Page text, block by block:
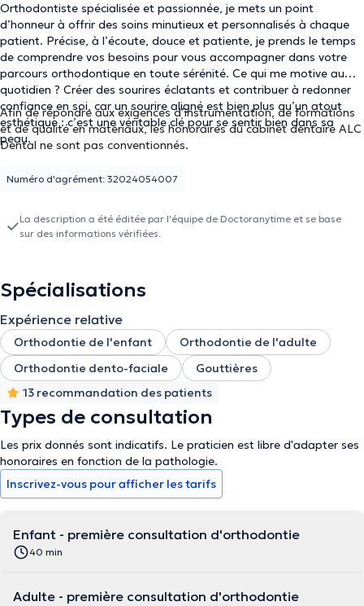
Orthodontiste spécialisée et passionnée, je mets un point
d’honneur à offrir des soins minutieux et personnalisés à chaque
patient. Précise, à l’écoute, douce et patiente, je prends le temps
de comprendre vos besoins pour vous accompagner dans votre
parcours orthodontique en toute sérénité. Ce qui me motive au
quotidien ? Créer des sourires éclatants et contribuer à redonner
confiance en soi, car un sourire aligné est bien plus qu’un atout
esthétique : c’est une véritable clé pour se sentir bien dans sa
peau.
Afin de répondre aux exigences d’instrumentation, de formations
et de qualité en matériaux, les honoraires du cabinet dentaire ALC
Dental ne sont pas conventionnés.
Numéro d'agrément: 32024054007
La description a été éditée par l'équipe de Doctoranytime et se base
sur des informations vérifiées.
Spécialisations
Expérience relative
Orthodontie de l'enfant
Orthodontie de l'adulte
Orthodontie dento-faciale
Gouttières
13 recommandation des patients
Types de consultation
Les prix donnés sont indicatifs. Le praticien est libre d'adapter ses
honoraires en fonction de la pathologie.
Inscrivez-vous pour afficher les tarifs
Enfant - première consultation d'orthodontie
40 min
Adulte - première consultation d'orthodontie